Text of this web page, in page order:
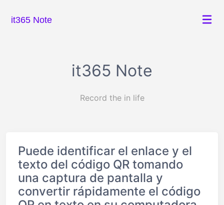
it365 Note
it365 Note
Record the in life
Puede identificar el enlace y el
texto del código QR tomando
una captura de pantalla y
convertir rápidamente el código